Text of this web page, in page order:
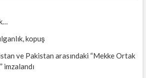
kopuş
ve Pakistan arasındaki “Mekke Ortak
imzalandı